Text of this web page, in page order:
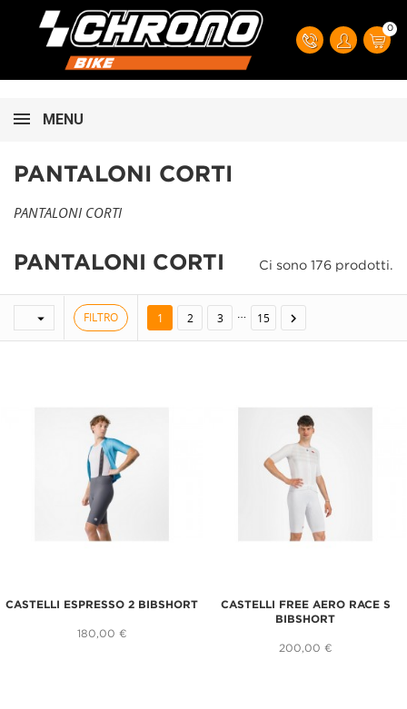
0
MENU
PANTALONI CORTI
PANTALONI CORTI
PANTALONI CORTI Ci sono 176 prodotti.
 FILTRO 1 2 3 … 15 
CASTELLI ESPRESSO 2 BIBSHORT
180,00 €
CASTELLI FREE AERO RACE S
BIBSHORT
200,00 €